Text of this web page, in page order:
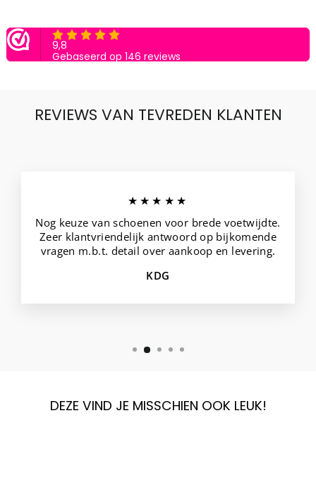
REVIEWS VAN TEVREDEN KLANTEN
★★★★★
Nog keuze van schoenen voor brede voetwijdte.
Zeer klantvriendelijk antwoord op bijkomende
vragen m.b.t. detail over aankoop en levering.
KDG
DEZE VIND JE MISSCHIEN OOK LEUK!